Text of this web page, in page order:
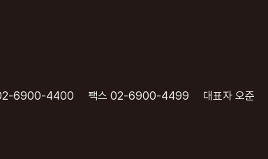
6900-4400 팩스 02-6900-4499 대표자 오준